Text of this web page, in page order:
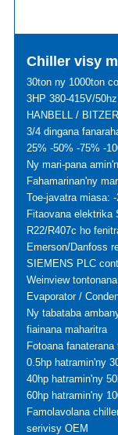
Chiller visy
30ton ny 1000ton
3HP 380-415V/
HANBELL /
3/4 dingana
25% -50% -75% -
Ny mari-pana
Fahamarinan'ny
Toe-javatra miasa:
Fitaovana elektrika
R22/R407c ho
Emerson/Danfoss
SIEMENS PLC
Weinview
Evaporator /
Ny tabataba
fiainana maharitra
Fotoana fanaterana
0.5hp hatramin'ny
40hp hatramin'ny
60hp hatramin'ny
Famolavolana
serivisy OEM